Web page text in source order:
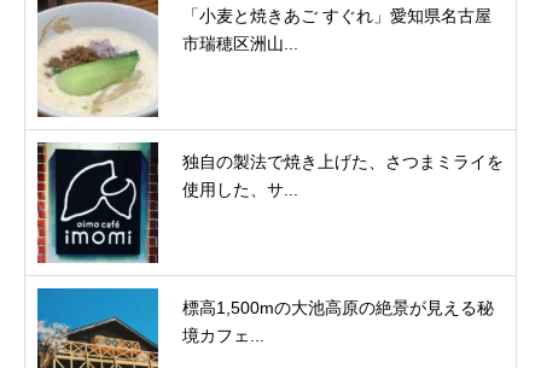
「小麦と焼きあご すぐれ」愛知県名古屋
市瑞穂区洲山...
独自の製法で焼き上げた、さつまミライを
使用した、サ...
標高1,500mの大池高原の絶景が見える秘
境カフェ...